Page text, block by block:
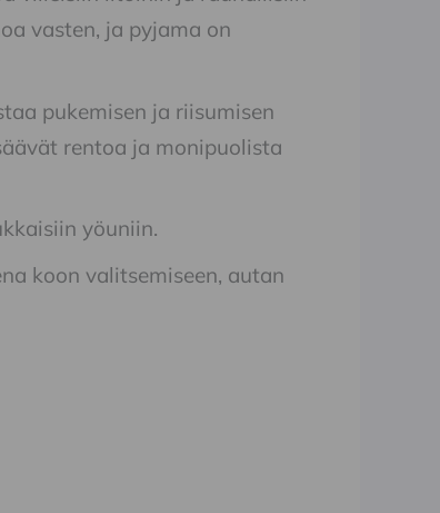
vasten, ja pyjama on
pukemisen ja riisumisen
rentoa ja monipuolista
yöuniin.
koon valitsemiseen, autan